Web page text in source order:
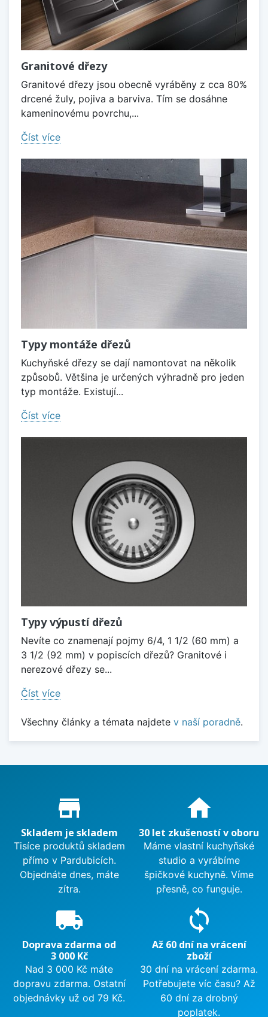
Granitové dřezy
Granitové dřezy jsou obecně vyráběny z cca 80%
drcené žuly, pojiva a barviva. Tím se dosáhne
kameninovému povrchu,...
Číst více
Typy montáže dřezů
Kuchyňské dřezy se dají namontovat na několik
způsobů. Většina je určených výhradně pro jeden
typ montáže. Existují...
Číst více
Typy výpustí dřezů
Nevíte co znamenají pojmy 6/4, 1 1/2 (60 mm) a
3 1/2 (92 mm) v popiscích dřezů? Granitové i
nerezové dřezy se...
Číst více
Všechny články a témata najdete v naší poradně.
Proč nakupovat u nás?
store_mall_directory
Skladem je skladem
Tisíce produktů skladem
přímo v Pardubicích.
Objednáte dnes, máte
zítra.
home
30 let zkušeností v oboru
Máme vlastní kuchyňské
studio a vyrábíme
špičkové kuchyně. Víme
přesně, co funguje.
local_shipping
Doprava zdarma od
3 000 Kč
Nad 3 000 Kč máte
dopravu zdarma. Ostatní
objednávky už od 79 Kč.
sync
Až 60 dní na vrácení
zboží
30 dní na vrácení zdarma.
Potřebujete víc času? Až
60 dní za drobný
poplatek.